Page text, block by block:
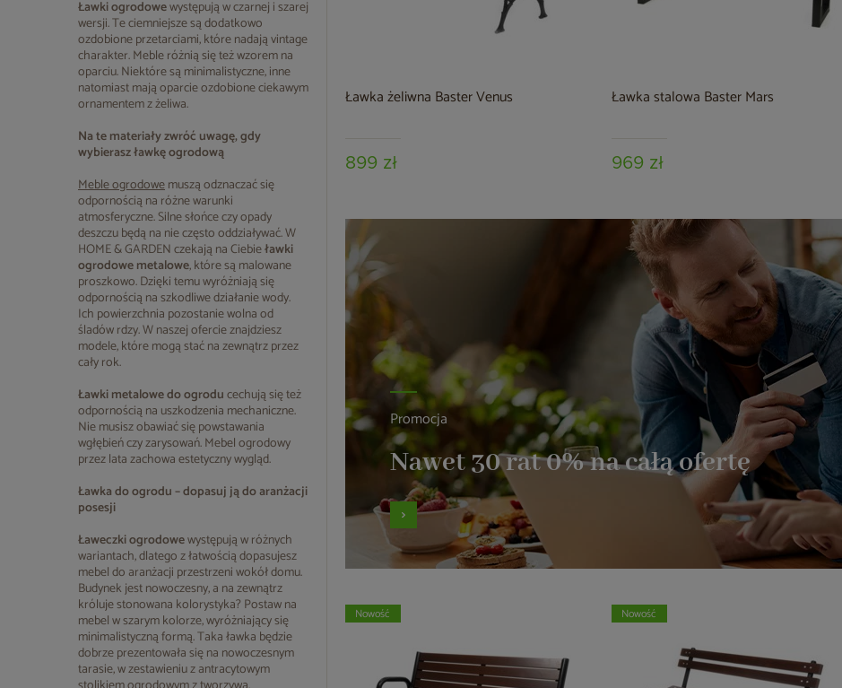
Ławki ogrodowewystępują w czarnej i szarej
wersji. Te ciemniejsze są dodatkowo
ozdobione przetarciami, które nadają vintage
charakter. Meble różnią się też wzorem na
oparciu. Niektóre są minimalistyczne, inne
natomiast mają oparcie ozdobione ciekawym
ornamentem z żeliwa.
Na te materiały zwróć uwagę, gdy
wybierasz ławkę ogrodową
Meble ogrodowemuszą odznaczać się
odpornością na różne warunki
atmosferyczne. Silne słońce czy opady
deszczu będą na nie często oddziaływać. W
HOME & GARDEN czekają na Ciebieławki
ogrodowe metalowe, które są malowane
proszkowo. Dzięki temu wyróżniają się
odpornością na szkodliwe działanie wody.
Ich powierzchnia pozostanie wolna od
śladów rdzy. W naszej ofercie znajdziesz
modele, które mogą stać na zewnątrz przez
cały rok.
Ławki metalowe do ogroducechują się też
odpornością na uszkodzenia mechaniczne.
Nie musisz obawiać się powstawania
wgłębień czy zarysowań. Mebel ogrodowy
przez lata zachowa estetyczny wygląd.
Ławka do ogrodu – dopasuj ją do aranżacji
posesji
Ławeczki ogrodowewystępują w różnych
wariantach, dlatego z łatwością dopasujesz
mebel do aranżacji przestrzeni wokół domu.
Budynek jest nowoczesny, a na zewnątrz
króluje stonowana kolorystyka? Postaw na
mebel w szarym kolorze, wyróżniający się
minimalistyczną formą. Taka ławka będzie
dobrze prezentowała się na nowoczesnym
tarasie, w zestawieniu z antracytowym
Ławka żeliwna Baster Venus
899 zł
Ławka stalowa Baster Mars
969 zł
Promocja
Nawet 30 rat 0% na całą ofertę
Nowość Nowość